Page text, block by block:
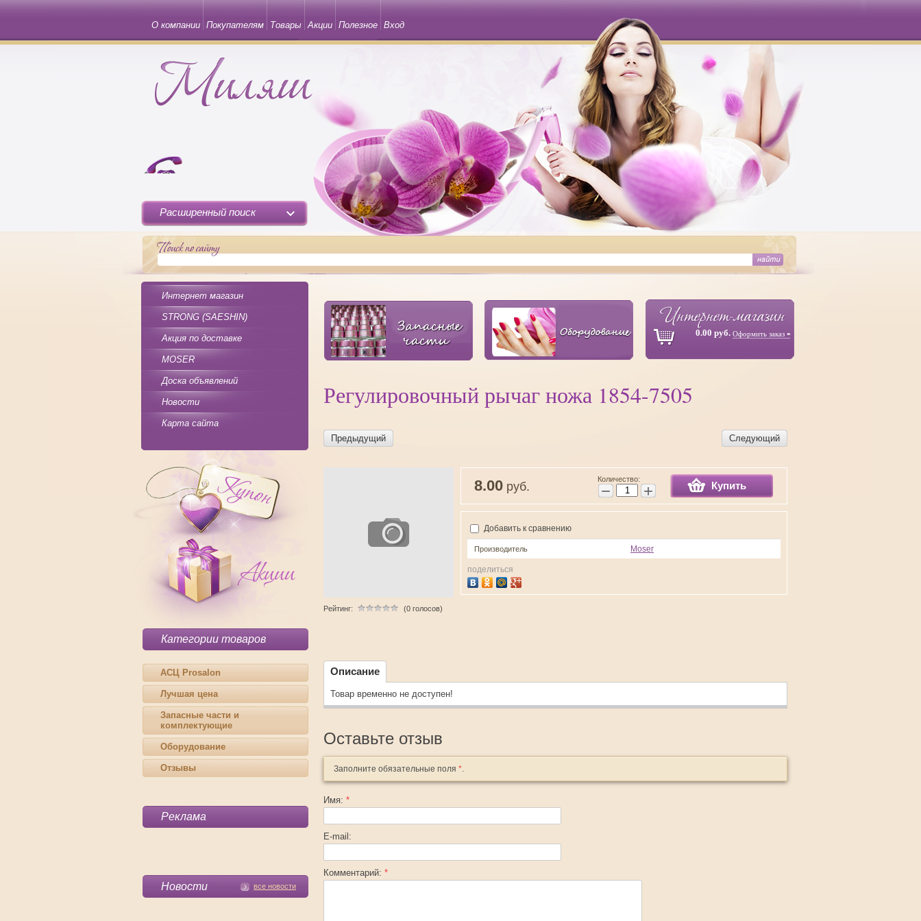
О компании Покупателям Товары Акции Полезное Вход
0.00 руб. Оформить заказ
Расширенный поиск
Интернет магазин
STRONG (SAESHIN)
Акция по доставке
MOSER
Доска объявлений
Новости
Карта сайта
Категории товаров
АСЦ Prosalon
Лучшая цена
Запасные части и
комплектующие
Оборудование
Отзывы
Реклама
Новости все новости
Регулировочный рычаг ножа 1854-7505
Предыдущий Следующий
Рейтинг: (0 голосов)
8.00 руб.
Количество:
− + Купить
Добавить к сравнению
Производитель Moser
поделиться
Описание
Товар временно не доступен!
Оставьте отзыв
Заполните обязательные поля *.
Имя: *
E-mail:
Комментарий: *